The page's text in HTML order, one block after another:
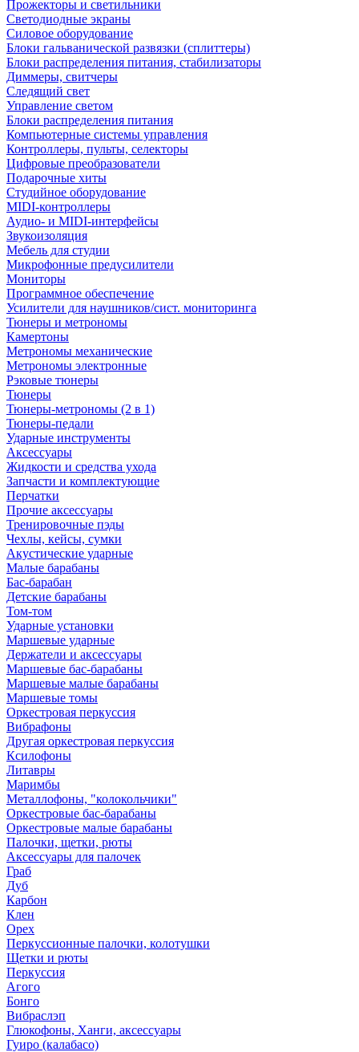
Прожекторы и светильники
Светодиодные экраны
Силовое оборудование
Блоки гальванической развязки (сплиттеры)
Блоки распределения питания, стабилизаторы
Диммеры, свитчеры
Следящий свет
Управление светом
Блоки распределения питания
Компьютерные системы управления
Контроллеры, пульты, селекторы
Цифровые преобразователи
Подарочные хиты
Студийное оборудование
MIDI-контроллеры
Аудио- и MIDI-интерфейсы
Звукоизоляция
Мебель для студии
Микрофонные предусилители
Мониторы
Программное обеспечение
Усилители для наушников/сист. мониторинга
Тюнеры и метрономы
Камертоны
Метрономы механические
Метрономы электронные
Рэковые тюнеры
Тюнеры
Тюнеры-метрономы (2 в 1)
Тюнеры-педали
Ударные инструменты
Аксессуары
Жидкости и средства ухода
Запчасти и комплектующие
Перчатки
Прочие аксессуары
Тренировочные пэды
Чехлы, кейсы, сумки
Акустические ударные
Mалые барабаны
Бас-барабан
Детские барабаны
Том-том
Ударные установки
Маршевые ударные
Держатели и аксессуары
Маршевые бас-барабаны
Маршевые малые барабаны
Маршевые томы
Оркестровая перкуссия
Вибрафоны
Другая оркестровая перкуссия
Ксилофоны
Литавры
Маримбы
Металлофоны, "колокольчики"
Оркестровые бас-барабаны
Оркестровые малые барабаны
Палочки, щетки, рюты
Аксессуары для палочек
Граб
Дуб
Карбон
Клен
Орех
Перкуссионные палочки, колотушки
Щетки и рюты
Перкуссия
Агого
Бонго
Вибраслэп
Глюкофоны, Ханги, аксессуары
Гуиро (калабасо)